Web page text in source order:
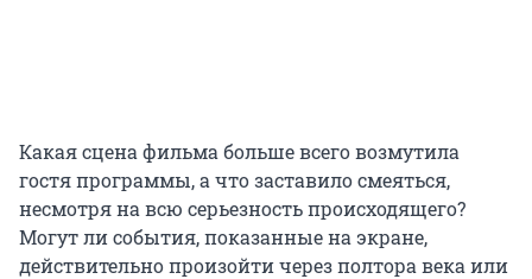
Какая сцена фильма больше всего возмутила
гостя программы, а что заставило смеяться,
несмотря на всю серьезность происходящего?
Могут ли события, показанные на экране,
действительно произойти через полтора века или